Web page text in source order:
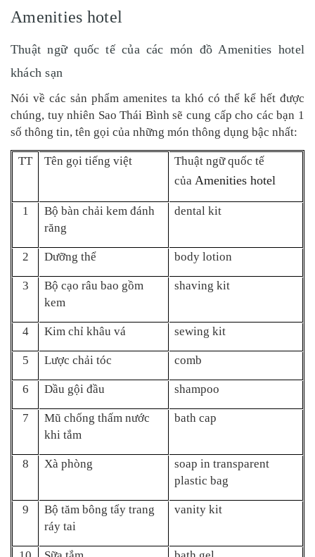
Amenities hotel
Thuật ngữ quốc tế của các món đồ Amenities hotel
khách sạn
Nói về các sản phẩm amenites ta khó có thể kể hết được
chúng, tuy nhiên Sao Thái Bình sẽ cung cấp cho các bạn 1
số thông tin, tên gọi của những món thông dụng bậc nhất:
TT Tên gọi tiếng việt
Thuật ngữ quốc tế
của Amenities hotel
1
Bộ bàn chải kem đánh
răng
dental kit
2 Dưỡng thể body lotion
3
Bộ cạo râu bao gồm
kem
shaving kit
4 Kim chỉ khâu vá sewing kit
5 Lược chải tóc comb
6 Dầu gội đầu shampoo
7
Mũ chống thấm nước
khi tắm
bath cap
8 Xà phòng
soap in transparent
plastic bag
9
Bộ tăm bông tẩy trang
ráy tai
vanity kit